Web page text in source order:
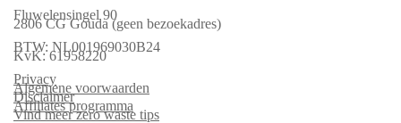
Fluwelensingel 90
2806 CG Gouda (geen bezoekadres)
BTW: NL001969030B24
KvK: 61958220
Privacy
Algemene voorwaarden
Disclaimer
Affiliates programma
Vind meer zero waste tips